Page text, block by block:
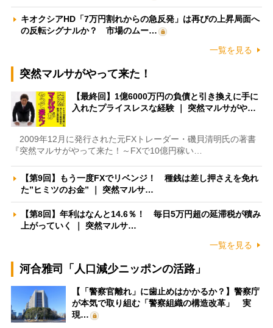
キオクシアHD「7万円割れからの急反発」は再びの上昇局面へ
の反転シグナルか？ 市場のムー…
一覧を見る
突然マルサがやって来た！
【最終回】1億6000万円の負債と引き換えに手に
入れたプライスレスな経験 ｜ 突然マルサがや…
2009年12月に発行された元FXトレーダー・磯貝清明氏の著書
『突然マルサがやって来た！～FXで10億円稼い…
【第9回】もう一度FXでリベンジ！ 種銭は差し押さえを免れ
た”ヒミツのお金” ｜ 突然マルサ…
【第8回】年利はなんと14.6％！ 毎日5万円超の延滞税が積み
上がっていく ｜ 突然マルサ…
一覧を見る
河合雅司「人口減少ニッポンの活路」
【「警察官離れ」に歯止めはかかるか？】警察庁
が本気で取り組む「警察組織の構造改革」 実
現…